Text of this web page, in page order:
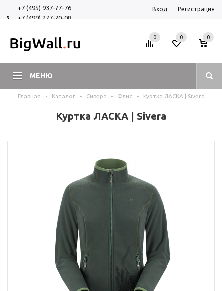
+7 (495) 937-77-76
+7 (499) 277-20-08
Вход Регистрация
МЕНЮ
0 0
0
Главная - Каталог - Сивера - Флис - Куртка ЛАСКА | Sivera
Куртка ЛАСКА | Sivera